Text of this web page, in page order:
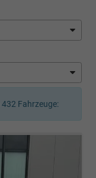
432 Fahrzeuge: